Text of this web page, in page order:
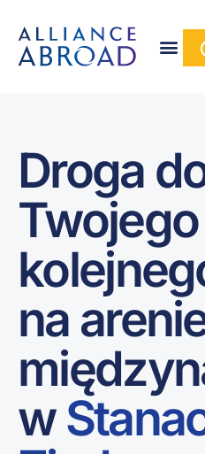
treści
Droga
Twojego
na
w